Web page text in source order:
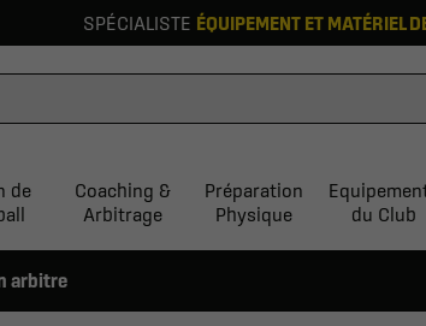
SPÉCIALISTE ÉQUIPEMENT ET MATÉRIEL
de
Coaching &
Arbitrage
Préparation
Physique
du Club
arbitre